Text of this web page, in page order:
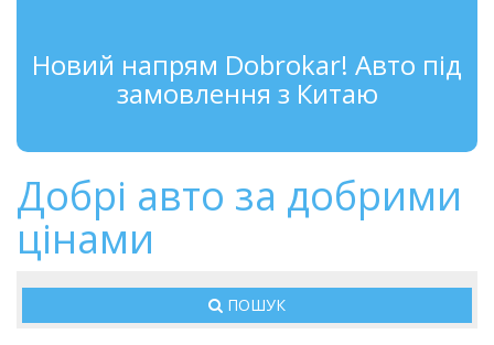
Новий напрям Dobrokar! Авто під
замовлення з Китаю
Добрі авто за добрими
цінами
ПОШУК